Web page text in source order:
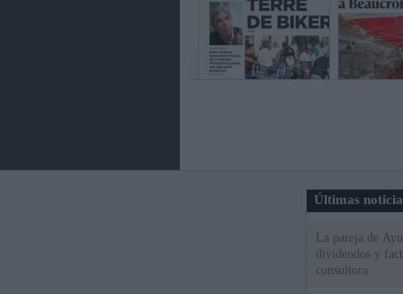
Últimas
La pareja de
dividendos y
consultora